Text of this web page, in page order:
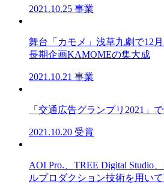
2021.10.25 事業
舞台「カモメ」浅草九劇で12
⻑期企画KAMOMEの集⼤成
2021.10.21 事業
「交通広告グランプリ2021」
2021.10.20 受賞
AOI Pro.、TREE Digital Studio
ルプロダクション技術を用い